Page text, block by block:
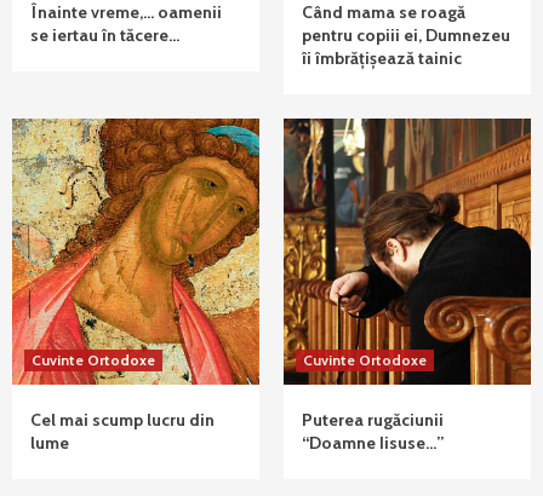
Înainte vreme,… oamenii
se iertau în tăcere…
Când mama se roagă
pentru copiii ei, Dumnezeu
îi îmbrățișează tainic
Cuvinte Ortodoxe
Cel mai scump lucru din
lume
Cuvinte Ortodoxe
Puterea rugăciunii
“Doamne Iisuse…”